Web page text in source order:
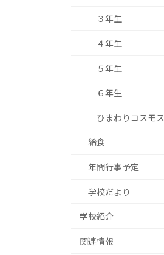
３年生
４年生
５年生
６年生
ひまわりコスモス
給食
年間行事予定
学校だより
学校紹介
関連情報